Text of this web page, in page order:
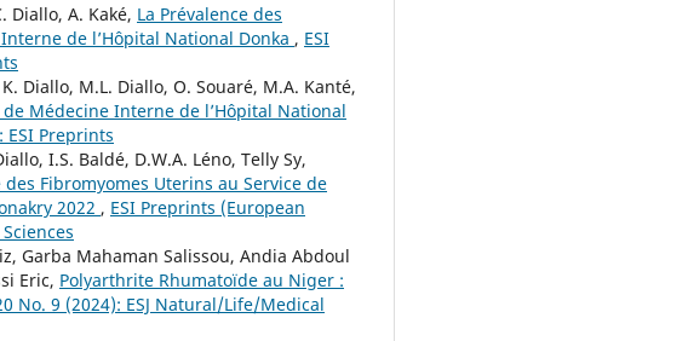
Diallo, A. Kaké, La Prévalence des
de l’Hôpital National Donka , ESI
Diallo, M.L. Diallo, O. Souaré, M.A. Kanté,
Médecine Interne de l’Hôpital National
ESI Preprints
I.S. Baldé, D.W.A. Léno, Telly Sy,
Fibromyomes Uterins au Service de
2022 , ESI Preprints (European
Garba Mahaman Salissou, Andia Abdoul
Eric, Polyarthrite Rhumatoïde au Niger :
No. 9 (2024): ESJ Natural/Life/Medical